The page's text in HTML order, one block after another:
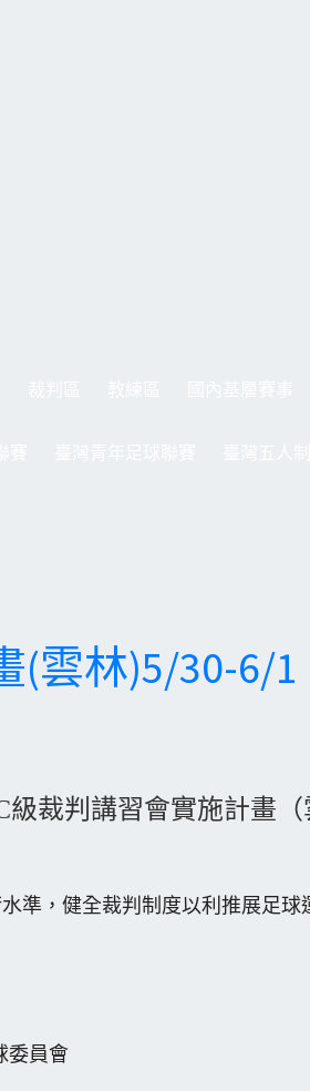
(雲林)5/30-6/1
級裁判講習會實施計畫
，健全裁判制度以利推展足球
委員會